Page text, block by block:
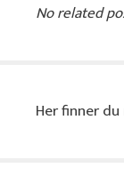
No related
Her finner